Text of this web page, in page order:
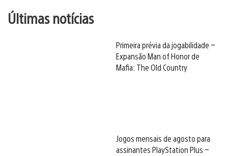
Últimas notícias
Primeira prévia da jogabilidade –
Expansão Man of Honor de
Mafia: The Old Country
Jogos mensais de agosto para
assinantes PlayStation Plus –